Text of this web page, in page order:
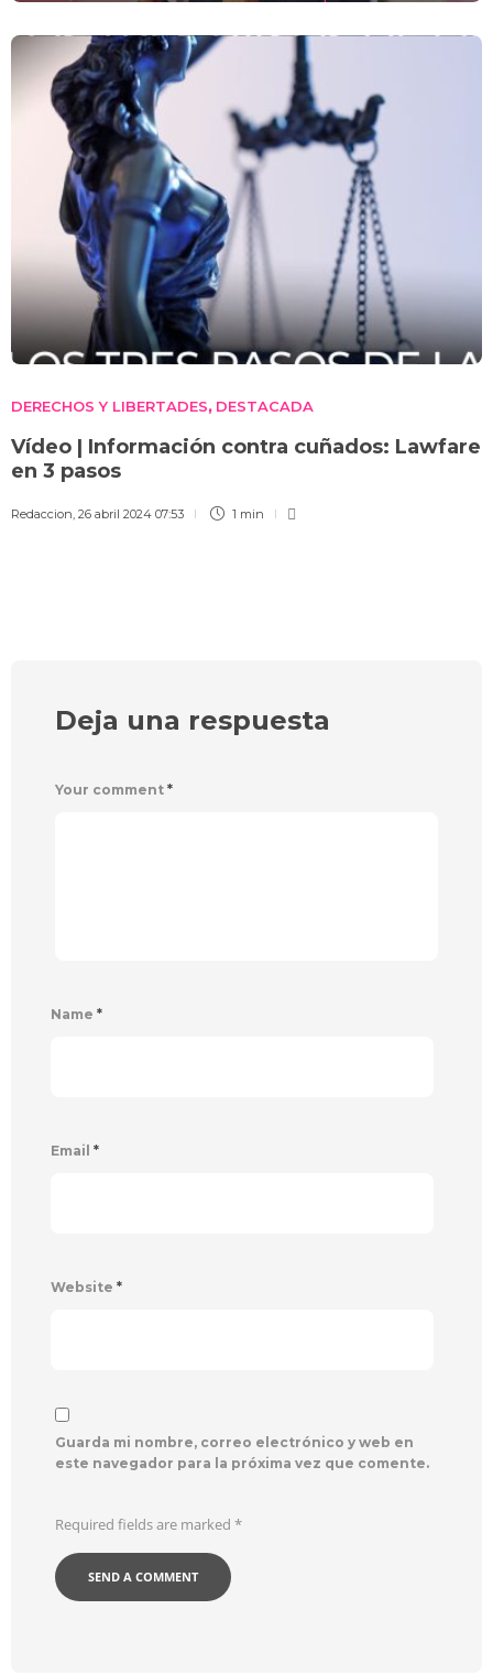
devora
DERECHOS Y LIBERTADES, DESTACADA
Vídeo | Información contra cuñados: Lawfare
en 3 pasos
Redaccion, 26 abril 2024 07:53 1 min
Deja una respuesta
Your comment *
Name *
Email *
Website *
Guarda mi nombre, correo electrónico y web en
este navegador para la próxima vez que comente.
Required fields are marked *